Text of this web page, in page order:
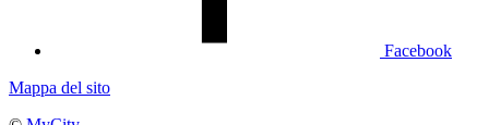
Facebook
Mappa del sito